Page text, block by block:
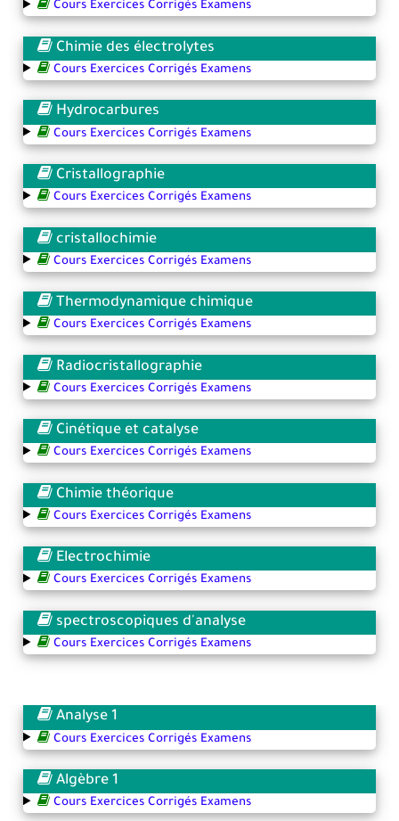
Cours Exercices Corrigés Examens
Chimie des électrolytes
Cours Exercices Corrigés Examens
Hydrocarbures
Cours Exercices Corrigés Examens
Cristallographie
Cours Exercices Corrigés Examens
cristallochimie
Cours Exercices Corrigés Examens
Thermodynamique chimique
Cours Exercices Corrigés Examens
Radiocristallographie
Cours Exercices Corrigés Examens
Cinétique et catalyse
Cours Exercices Corrigés Examens
Chimie théorique
Cours Exercices Corrigés Examens
Electrochimie
Cours Exercices Corrigés Examens
spectroscopiques d'analyse
Cours Exercices Corrigés Examens
Analyse 1
Cours Exercices Corrigés Examens
Algèbre 1
Cours Exercices Corrigés Examens